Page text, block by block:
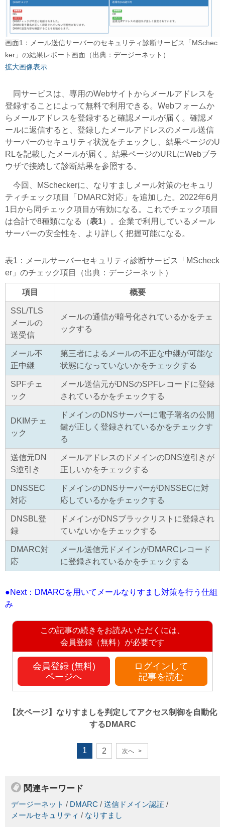
画面1：メール送信サーバーのセキュリティ診断サービス「MSchec
ker」の結果レポート画面（出典：デージーネット）
拡大画像表示
同サービスは、専用のWebサイトからメールアドレスを
登録することによって無料で利用できる。Webフォームか
らメールアドレスを登録すると確認メールが届く。確認メ
ールに返信すると、登録したメールアドレスのメール送信
サーバーのセキュリティ状況をチェックし、結果ページのU
RLを記載したメールが届く。結果ページのURLにWebブラ
ウザで接続して診断結果を参照する。
今回、MScheckerに、なりすましメール対策のセキュリ
ティチェック項目「DMARC対応」を追加した。2022年6月
1日から同チェック項目が有効になる。これでチェック項目
は合計で8種類になる（表1）。企業で利用しているメール
サーバーの安全性を、より詳しく把握可能になる。
表1：メールサーバーセキュリティ診断サービス「MScheck
er」のチェック項目（出典：デージーネット）
項目 概要
SSL/TLS
メールの
送受信
メールの通信が暗号化されているかをチェ
ックする
メール不
正中継
第三者によるメールの不正な中継が可能な
状態になっていないかをチェックする
SPFチェ
ック
メール送信元がDNSのSPFレコードに登録
されているかをチェックする
DKIMチェ
ック
ドメインのDNSサーバーに電子署名の公開
鍵が正しく登録されているかをチェックす
る
送信元DN
S逆引き
メールアドレスのドメインのDNS逆引きが
正しいかをチェックする
DNSSEC
対応
ドメインのDNSサーバーがDNSSECに対
応しているかをチェックする
DNSBL登
録
ドメインがDNSブラックリストに登録され
ていないかをチェックする
DMARC対
応
メール送信元ドメインがDMARCレコード
に登録されているかをチェックする
●Next：DMARCを用いてメールなりすまし対策を行う仕組
み
この記事の続きをお読みいただくには、
会員登録（無料）が必要です
会員登録 (無料)
ページへ
ログインして
記事を読む
【次ページ】 なりすましを判定してアクセス制御を自動化
するDMARC
1 2 次へ >
関連キーワード
デージーネット / DMARC / 送信ドメイン認証 /
メールセキュリティ / なりすまし